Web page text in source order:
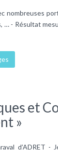
nombreuses
… - Résultat
et
»
d’ADRET -